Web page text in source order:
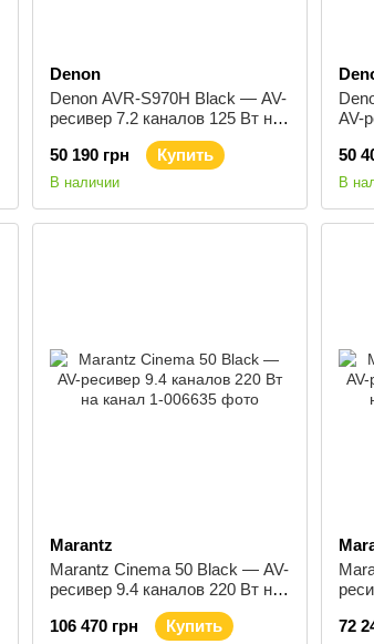
Denon
Denon AVR-S970H Black — AV-
ресивер 7.2 каналов 125 Вт на
50 190 грн
Купить
В наличии
AV-
50
В
Marantz
Marantz Cinema 50 Black — AV-
ресивер 9.4 каналов 220 Вт на
106 470 грн
Купить
72